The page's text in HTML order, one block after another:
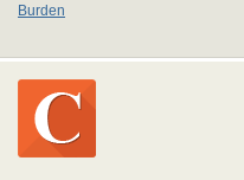
Burden